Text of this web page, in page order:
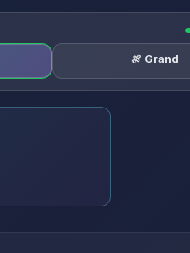
🍖 Grand